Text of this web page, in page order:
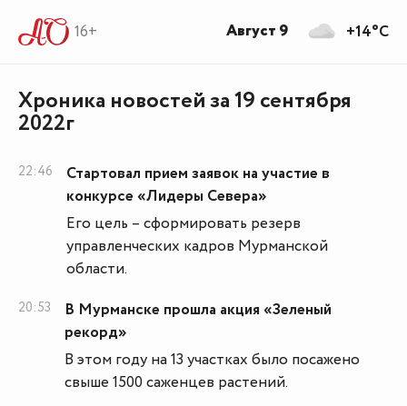
16+
Хроника новостей за 19 сентября
2022г
22:46
Стартовал прием заявок на участие в
конкурсе «Лидеры Севера»
Его цель – сформировать резерв
управленческих кадров Мурманской
области.
20:53
В Мурманске прошла акция «Зеленый
рекорд»
В этом году на 13 участках было посажено
свыше 1500 саженцев растений.
+14°C
Август 9